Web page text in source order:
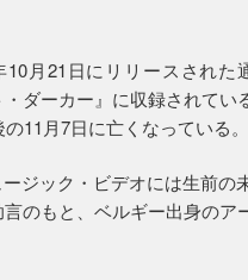
10月21日にリリースされ
ダーカー』に収録されてい
11月7日に亡くなっている。
ージック・ビデオには生前
のもと、ベルギー出身の